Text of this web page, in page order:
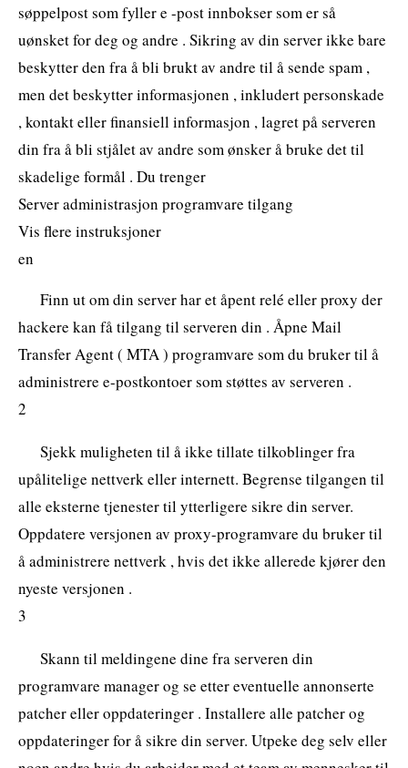
søppelpost som fyller e -post innbokser som er så
uønsket for deg og andre . Sikring av din server ikke bare
beskytter den fra å bli brukt av andre til å sende spam ,
men det beskytter informasjonen , inkludert personskade
, kontakt eller finansiell informasjon , lagret på serveren
din fra å bli stjålet av andre som ønsker å bruke det til
skadelige formål . Du trenger
Server administrasjon programvare tilgang
Vis flere instruksjoner
en
Finn ut om din server har et åpent relé eller proxy der
hackere kan få tilgang til serveren din . Åpne Mail
Transfer Agent ( MTA ) programvare som du bruker til å
administrere e-postkontoer som støttes av serveren .
2
Sjekk muligheten til å ikke tillate tilkoblinger fra
upålitelige nettverk eller internett. Begrense tilgangen til
alle eksterne tjenester til ytterligere sikre din server.
Oppdatere versjonen av proxy-programvare du bruker til
å administrere nettverk , hvis det ikke allerede kjører den
nyeste versjonen .
3
Skann til meldingene dine fra serveren din
programvare manager og se etter eventuelle annonserte
patcher eller oppdateringer . Installere alle patcher og
oppdateringer for å sikre din server. Utpeke deg selv eller